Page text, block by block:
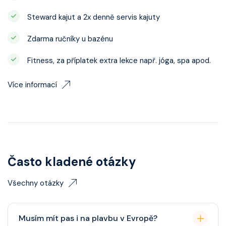
Steward kajut a 2x denně servis kajuty
Zdarma ručníky u bazénu
Fitness, za příplatek extra lekce např. jóga, spa apod.
Více informací
Často kladené otázky
Všechny otázky
Musím mít pas i na plavbu v Evropě?